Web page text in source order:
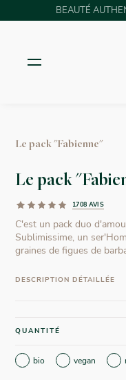
BEAUTÉ
Le pack "Fabienne"
Le pack
1708 AVIS
C'est un pack duo
Sublimissime, un
graines de figues de
DESCRIPTION DÉTAILLÉE
QUANTITÉ
bio vegan